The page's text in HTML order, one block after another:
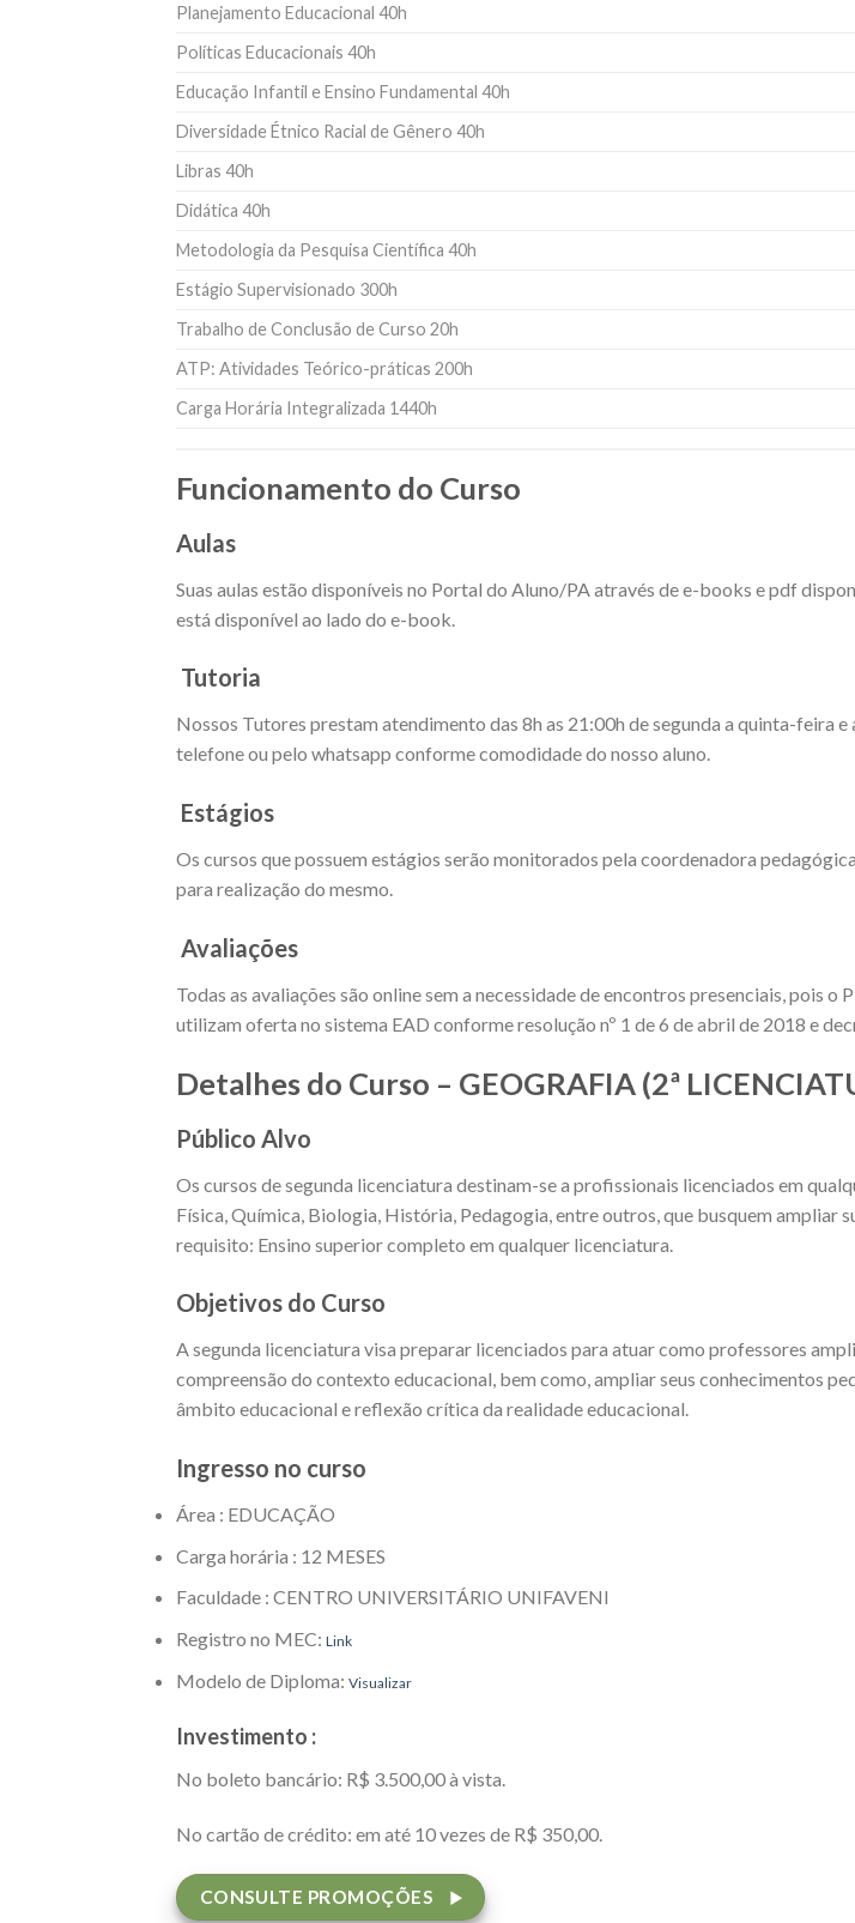
Planejamento Educacional 40h
Políticas Educacionais 40h
Educação Infantil e Ensino Fundamental 40h
Diversidade Étnico Racial de Gênero 40h
Libras 40h
Didática 40h
Metodologia da Pesquisa Científica 40h
Estágio Supervisionado 300h
Trabalho de Conclusão de Curso 20h
ATP: Atividades Teórico-práticas 200h
Carga Horária Integralizada 1440h
Funcionamento do Curso
Aulas
Suas aulas estão disponíveis no Portal do Aluno/PA através de e-books e pdf
está disponível ao lado do e-book.
Tutoria
Nossos Tutores prestam atendimento das 8h as 21:00h de segunda a quinta-feira
telefone ou pelo whatsapp conforme comodidade do nosso aluno.
Estágios
Os cursos que possuem estágios serão monitorados pela coordenadora
para realização do mesmo.
Avaliações
Todas as avaliações são online sem a necessidade de encontros presenciais, pois
utilizam oferta no sistema EAD conforme resolução nº 1 de 6 de abril de 2018 e
Detalhes do Curso – GEOGRAFIA (2ª
Público Alvo
Os cursos de segunda licenciatura destinam-se a profissionais licenciados em
Física, Química, Biologia, História, Pedagogia, entre outros, que busquem ampliar
requisito: Ensino superior completo em qualquer licenciatura.
Objetivos do Curso
A segunda licenciatura visa preparar licenciados para atuar como professores
compreensão do contexto educacional, bem como, ampliar seus conhecimentos
âmbito educacional e reflexão crítica da realidade educacional.
Ingresso no curso
Área : EDUCAÇÃO
Carga horária : 12 MESES
Faculdade : CENTRO UNIVERSITÁRIO UNIFAVENI
Registro no MEC: Link
Modelo de Diploma: Visualizar
Investimento :
No boleto bancário: R$ 3.500,00 à vista.
No cartão de crédito: em até 10 vezes de R$ 350,00.
CONSULTE PROMOÇÕES